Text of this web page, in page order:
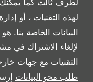
لطرف ثالث كما يمكنك
لهذه التقنيات ، أو إدارة
البيانات الخاصة بنا. هو
لإلغاء الاشتراك في
التقنيات مع جهات
طلب محو البيانات